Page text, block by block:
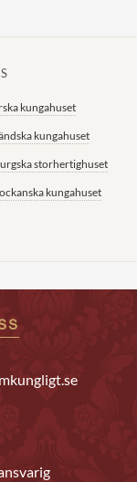
kungahuset
kungahuset
storhertighuset
kungahuset